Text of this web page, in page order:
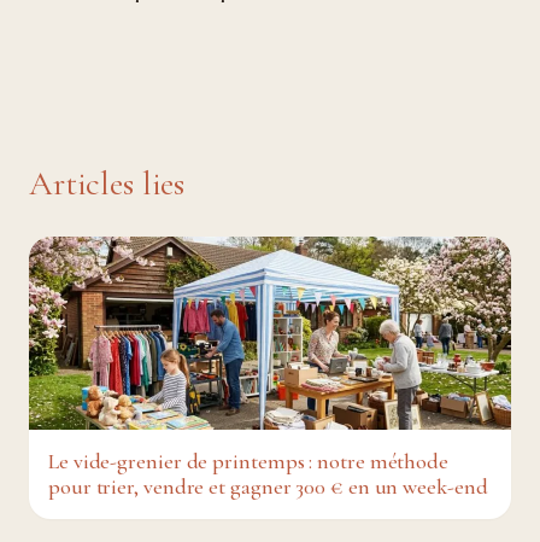
Articles lies
Le vide-grenier de printemps : notre méthode
pour trier, vendre et gagner 300 € en un week-end